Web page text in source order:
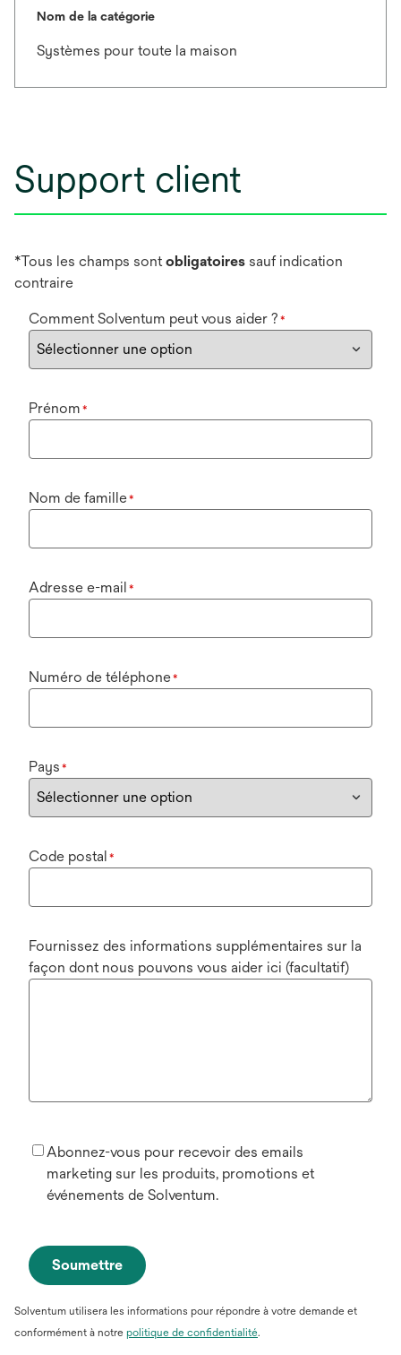
Nom de la catégorie
Systèmes pour toute la maison
Support client
*Tous les champs sontobligatoires sauf indication
contraire
Comment Solventum peut vous aider ? *
Prénom *
Nom de famille*
Adresse e-mail *
Numéro de téléphone*
Pays *
Code postal *
Fournissez des informations supplémentaires sur la
façon dont nous pouvons vous aider ici (facultatif)
Abonnez-vous pour recevoir des emails
marketing sur les produits, promotions et
événements de Solventum.
Soumettre
Solventum utilisera les informations pour répondre à votre demande et
conformément à notre politique de confidentialité.